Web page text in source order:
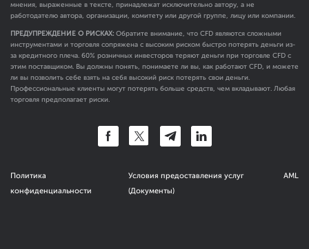
мнения, выраженные в тексте, принадлежат исключительно автору, а не
работодателю автора, организации, комитету или другой группе, лицу или компании.
ПРЕДУПРЕЖДЕНИЕ О РИСКАХ: Обратите внимание, что CFD являются сложными
инструментами и торговля сопряжена с высоким риском быстро потерять деньги из-
за кредитного плеча. 60% розничных инвесторов теряют деньги при торговле CFD с
этим поставщиком. Вы должны понять, понимаете ли вы, как работают CFD, и можете
ли вы позволить себе взять на себя высокий риск потерять свои деньги.
Профессиональные клиенты могут потерять больше средств, чем вкладывают. Любая
торговля предполагает риски.
Политика
конфиденциальности
Условия предоставления услуг
(Документы)
AML